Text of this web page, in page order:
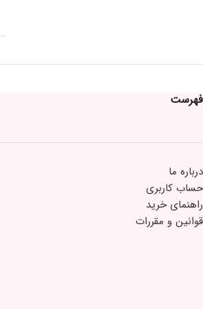
فهرست
درباره ما
حساب کاربری
راهنمای خرید
قوانین و مقررات